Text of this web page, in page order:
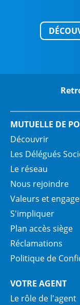
MUTUELLE DE
Découvrir
Les Délégués
Le réseau
Nous rejoindre
Valeurs et
S'impliquer
Plan accès siège
Réclamations
Politique de
VOTRE AGENT
Le rôle de l'agent